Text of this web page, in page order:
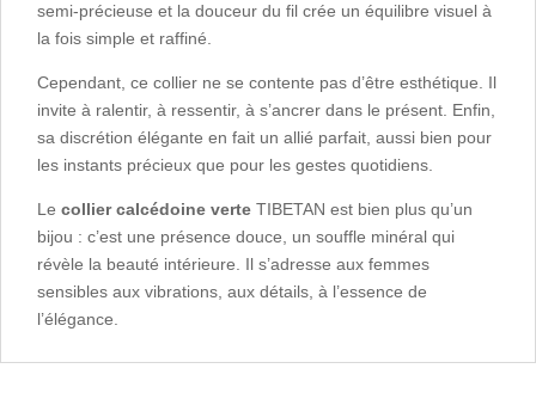
semi-précieuse et la douceur du fil crée un équilibre visuel à
la fois simple et raffiné.
Cependant, ce collier ne se contente pas d’être esthétique. Il
invite à ralentir, à ressentir, à s’ancrer dans le présent. Enfin,
sa discrétion élégante en fait un allié parfait, aussi bien pour
les instants précieux que pour les gestes quotidiens.
Le collier calcédoine verte TIBETAN est bien plus qu’un
bijou : c’est une présence douce, un souffle minéral qui
révèle la beauté intérieure. Il s’adresse aux femmes
sensibles aux vibrations, aux détails, à l’essence de
l’élégance.